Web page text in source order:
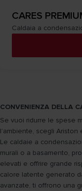
CARES
Caldaia a
CONVENIENZA DELLA
Se vuoi ridurre le spese
l’ambiente, scegli
Le caldaie a
murali o a basamento,
elevati e offrire grande
calore latente generato
avanzate, ti offrono una